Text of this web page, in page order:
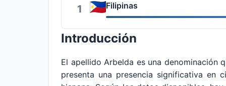
1 Filipinas
Introducción
El apellido Arbelda es una denominación
presenta una presencia significativa en